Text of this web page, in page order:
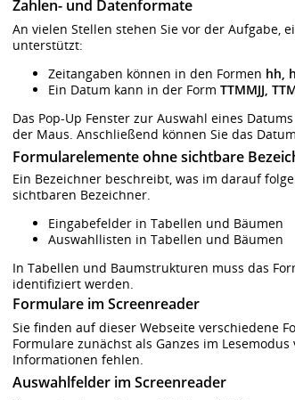
Zahlen- und Datenformate
An vielen Stellen stehen Sie vor der Aufgabe,
unterstützt:
Zeitangaben können in den Formen hh,
Ein Datum kann in der Form TTMMJJ,
Das Pop-Up Fenster zur Auswahl eines
der Maus. Anschließend können Sie das
Formularelemente ohne sichtbare
Ein Bezeichner beschreibt, was im darauf
sichtbaren Bezeichner.
Eingabefelder in Tabellen und Bäumen
Auswahllisten in Tabellen und Bäumen
In Tabellen und Baumstrukturen muss das
identifiziert werden.
Formulare im Screenreader
Sie finden auf dieser Webseite verschiedene
Formulare zunächst als Ganzes im
Informationen fehlen.
Auswahlfelder im Screenreader